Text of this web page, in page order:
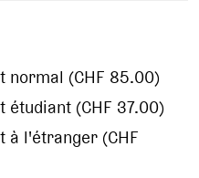
normal (CHF 85.00)
étudiant (CHF 37.00)
à l'étranger (CHF